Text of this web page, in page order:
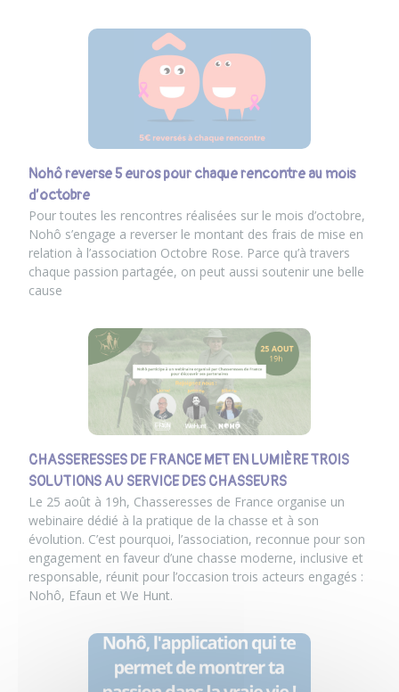
Nohô reverse 5 euros pour chaque rencontre au mois
d’octobre
Pour toutes les rencontres réalisées sur le mois d’octobre,
Nohô s’engage a reverser le montant des frais de mise en
relation à l’association Octobre Rose. Parce qu’à travers
chaque passion partagée, on peut aussi soutenir une belle
cause
CHASSERESSES DE FRANCE MET EN LUMIÈRE TROIS
SOLUTIONS AU SERVICE DES CHASSEURS
Le 25 août à 19h, Chasseresses de France organise un
webinaire dédié à la pratique de la chasse et à son
évolution. C’est pourquoi, l’association, reconnue pour son
engagement en faveur d’une chasse moderne, inclusive et
responsable, réunit pour l’occasion trois acteurs engagés :
Nohô, Efaun et We Hunt.